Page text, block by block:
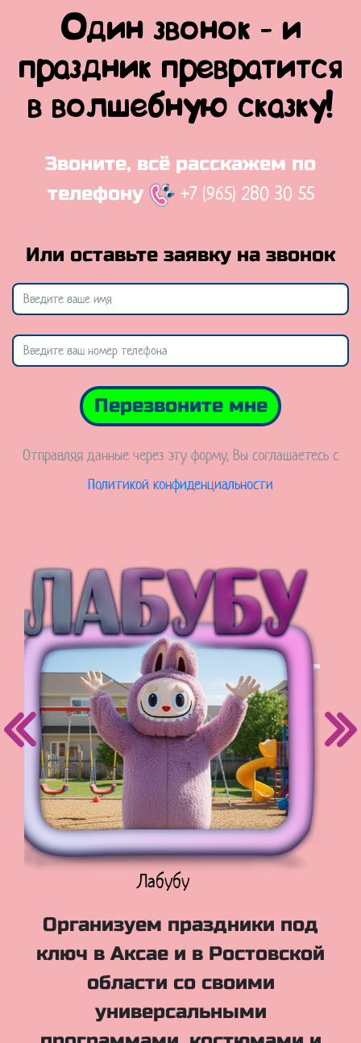
Один звонок - и
праздник превратится
в волшебную сказку!
Звоните, всё расскажем по
телефону
+7 (965) 280 30 55
Или оставьте заявку на звонок
Перезвоните мне
Отправляя данные через эту форму, Вы соглашаетесь с
Политикой конфиденциальности
Куклы Лол
Организуем праздники под
ключ в Аксае и в Ростовской
области со своими
универсальными